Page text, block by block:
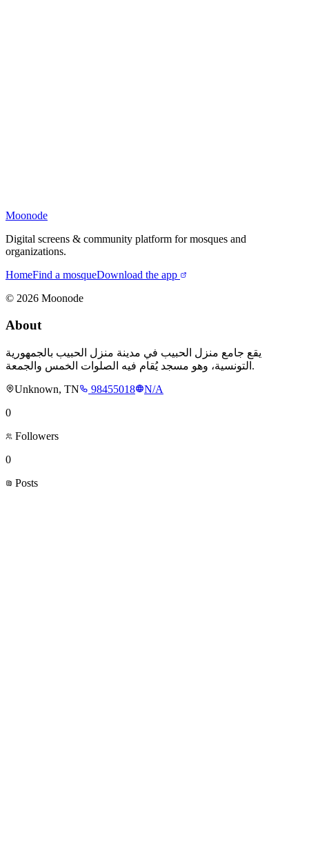
Moonode
Digital screens & community platform for mosques and
organizations.
HomeFind a mosqueDownload the app
© 2026 Moonode
About
يقع جامع منزل الحبيب في مدينة منزل الحبيب بالجمهورية
التونسية، وهو مسجد يُقام فيه الصلوات الخمس والجمعة.
Unknown, TN
98455018
N/A
0
Followers
0
Posts